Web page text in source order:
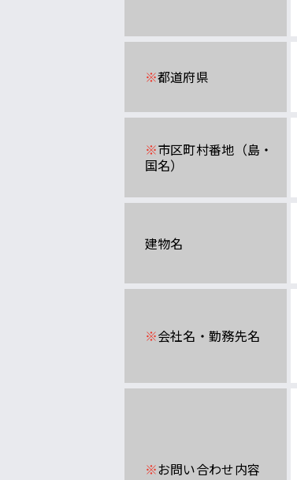
※都道府県
※市区町村番地 （島・
国名）
建物名
※会社名・勤務先名
※お問い合わせ内容